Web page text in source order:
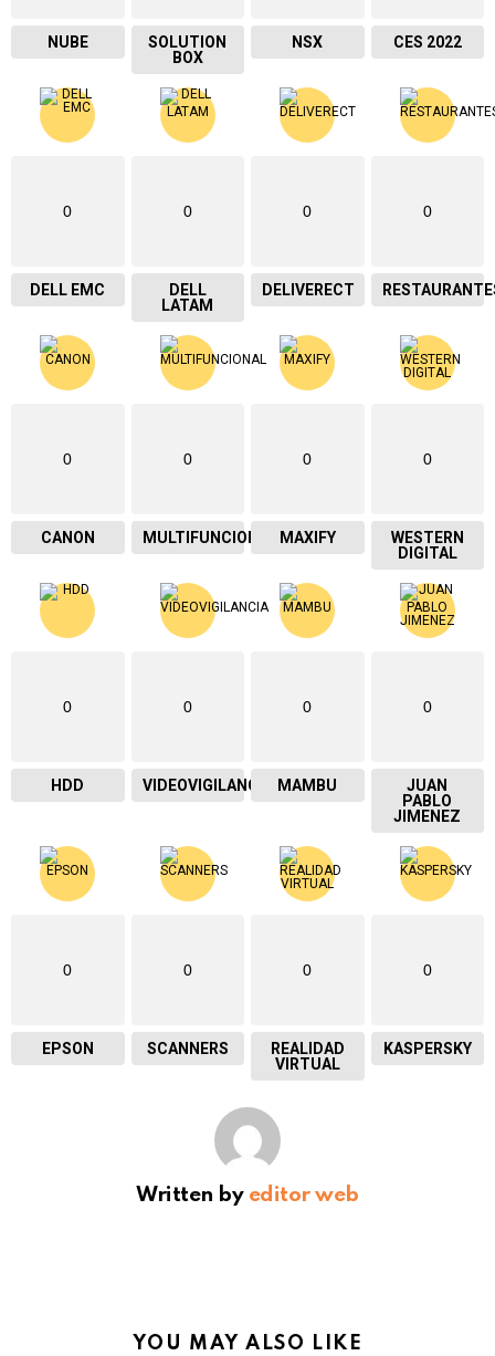
NUBE
SOLUTION
BOX
NSX CES 2022
0
DELL EMC
0
DELL
LATAM
0
DELIVERECT
0
0
CANON
0
MULTIFUNCIONAL
0
MAXIFY
0
WESTERN
DIGITAL
0
HDD
0
VIDEOVIGILANCIA
0
MAMBU
0
JUAN
PABLO
JIMENEZ
0
EPSON
0
SCANNERS
0
REALIDAD
VIRTUAL
0
KASPERSKY
Written by editor web
YOU MAY ALSO LIKE